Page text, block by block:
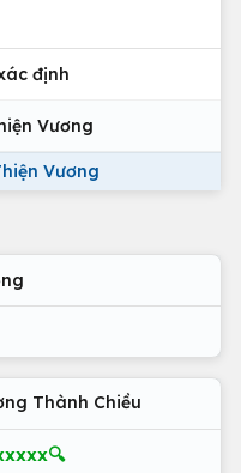
định
Vương
Vương
Thành Chiều